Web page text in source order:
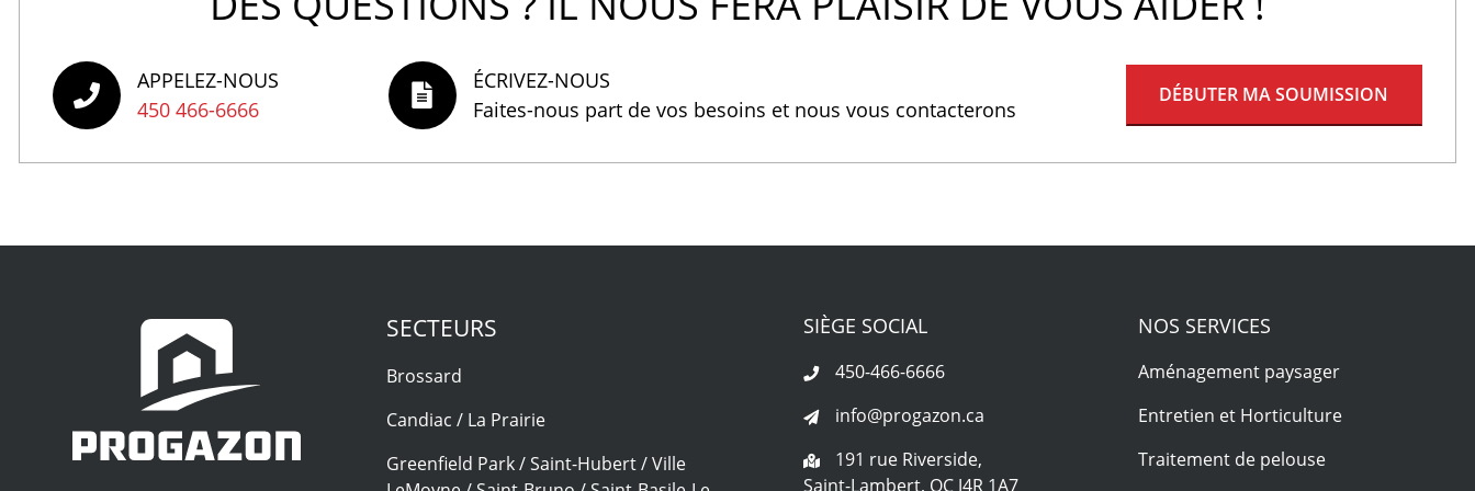
APPELEZ-NOUS
450 466-6666
ÉCRIVEZ-NOUS
Faites-nous part de vos besoins et nous vous contacterons
DÉBUTER MA SOUMISSION
SECTEURS
Brossard
Candiac / La Prairie
Greenfield Park / Saint-Hubert / Ville
SIÈGE SOCIAL
450-466-6666
info@progazon.ca
191 rue Riverside,
Saint-Lambert, QC J4R 1A7
NOS SERVICES
Aménagement paysager
Entretien et Horticulture
Traitement de pelouse